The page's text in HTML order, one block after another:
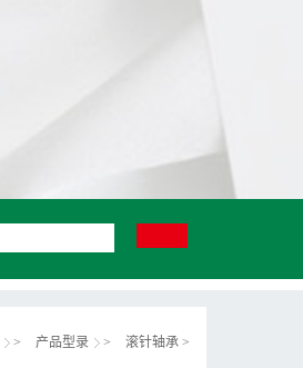
> 产品型录 > 滚针轴承 >